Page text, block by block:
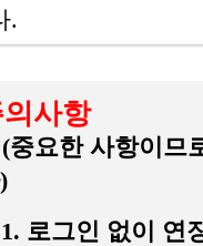
.
의사항
요한 사항이므
1. 로그인 없이 연